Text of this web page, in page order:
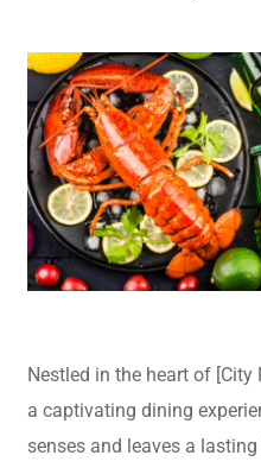
Nestled in the heart of
a captivating dining
senses and leaves a